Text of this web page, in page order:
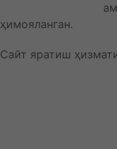
ҳимояланган.
Сайт яратиш